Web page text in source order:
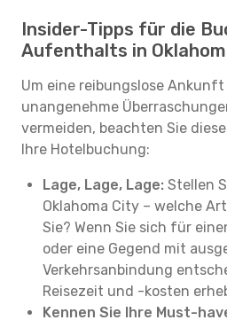
Insider-Tipps für die
Aufenthalts in
Um eine reibungslose
unangenehme
vermeiden, beachten Sie
Ihre Hotelbuchung:
Lage, Lage, Lage: Stellen
Oklahoma City – welche
Sie? Wenn Sie sich für
oder eine Gegend mit
Verkehrsanbindung
Reisezeit und -kosten
Kennen Sie Ihre Must-